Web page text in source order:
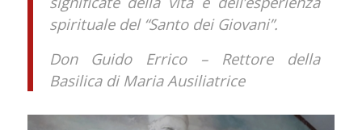
spirituale del “Santo dei Giovani”.
Don Guido Errico – Rettore della
Basilica di Maria Ausiliatrice